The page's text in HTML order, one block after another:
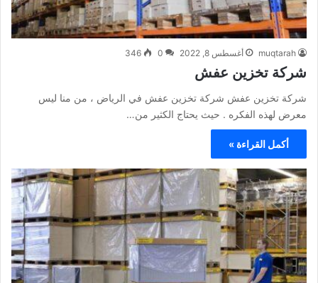
muqtarah أغسطس 8, 2022 0
346
شركة تخزين عفش
شركة تخزين عفش شركة تخزين عفش في الرياض ، من منا ليس
معرض لهذه الفكره . حيث يحتاج الكثير من…
أكمل القراءة »